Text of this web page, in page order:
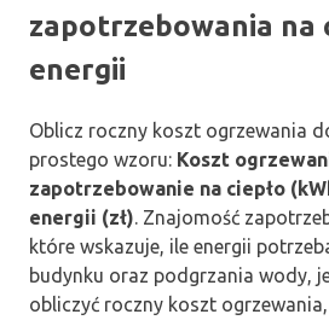
zapotrzebowania na
energii
Oblicz roczny koszt ogrzewania
prostego wzoru: Koszt
zapotrzebowanie na ciepło
energii (zł). Znajomość
które wskazuje, ile energii
budynku oraz podgrzania wody,
obliczyć roczny koszt ogrzewania,